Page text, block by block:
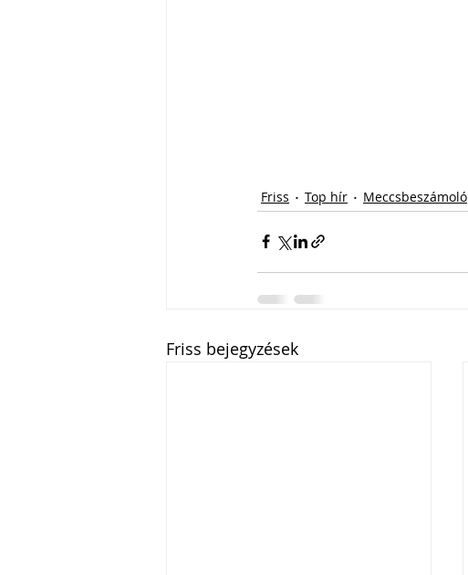
Friss Top hír Meccsbeszámoló
Friss bejegyzések